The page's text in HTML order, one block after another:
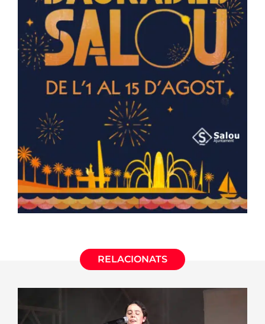
RELACIONATS